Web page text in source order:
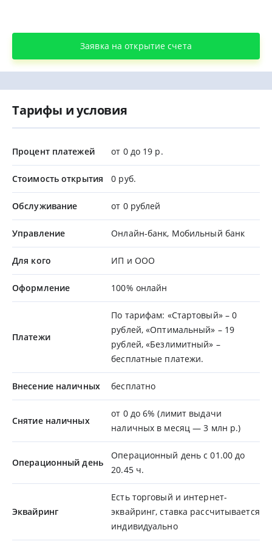
Заявка на открытие счета
Тарифы и условия
Процент платежей от 0 до 19 р.
Стоимость открытия 0 руб.
Обслуживание от 0 рублей
Управление Онлайн-банк, Мобильный банк
Для кого ИП и ООО
Оформление 100% онлайн
Платежи
По тарифам: «Стартовый» – 0
рублей, «Оптимальный» – 19
рублей, «Безлимитный» –
бесплатные платежи.
Внесение наличных бесплатно
Снятие наличных
от 0 до 6% (лимит выдачи
наличных в месяц — 3 млн р.)
Операционный день
Операционный день с 01.00 до
20.45 ч.
Эквайринг
Есть торговый и интернет-
эквайринг, ставка рассчитывается
индивидуально